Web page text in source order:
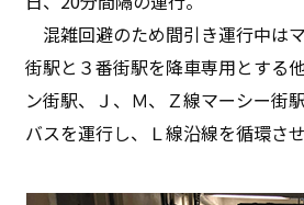
混雑回避のため間引き運行中は
街駅と３番街駅を降車専用とする
ン街駅、Ｊ、Ｍ、Ｚ線マーシー街
バスを運行し、Ｌ線沿線を循環させ